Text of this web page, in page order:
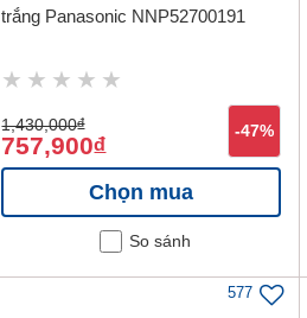
trắng Panasonic NNP52700191
1,430,000đ
757,900đ
-47%
Chọn mua
So sánh
577